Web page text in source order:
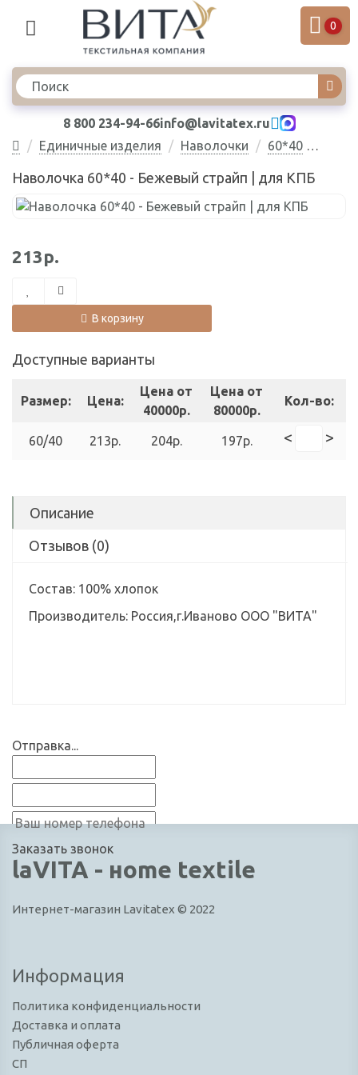
0
8 800 234-94-66info@lavitatex.ru
Единичные изделия
Наволочки
60*40
Наволочка 60*40 - Бежевый страйп | для КПБ
213р.
В корзину
Доступные варианты
Размер: Цена:
Цена от
40000р.
Цена от
80000р.
Кол-во:
60/40 213р. 204р. 197р. < >
Описание
Отзывов (0)
Состав: 100% хлопок
Производитель: Россия,г.Иваново ООО "ВИТА"
Отправка...
Заказать звонок
laVITA - нome textile
Интернет-магазин Lavitatex © 2022
Информация
Политика конфиденциальности
Доставка и оплата
Публичная оферта
СП